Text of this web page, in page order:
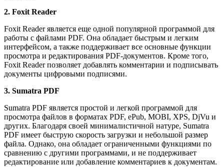
2. Foxit Reader
Foxit Reader является еще одной популярной программой для
работы с файлами PDF. Она обладает быстрым и легким
интерфейсом, а также поддерживает все основные функции
просмотра и редактирования PDF-документов. Кроме того,
Foxit Reader позволяет добавлять комментарии и подписывать
документы цифровыми подписями.
3. Sumatra PDF
Sumatra PDF является простой и легкой программой для
просмотра файлов в форматах PDF, ePub, MOBI, XPS, DjVu и
других. Благодаря своей минималистичной натуре, Sumatra
PDF имеет быструю скорость загрузки и небольшой размер
файла. Однако, она обладает ограниченными функциями по
сравнению с другими программами, и не поддерживает
редактирование или добавление комментариев к документам.